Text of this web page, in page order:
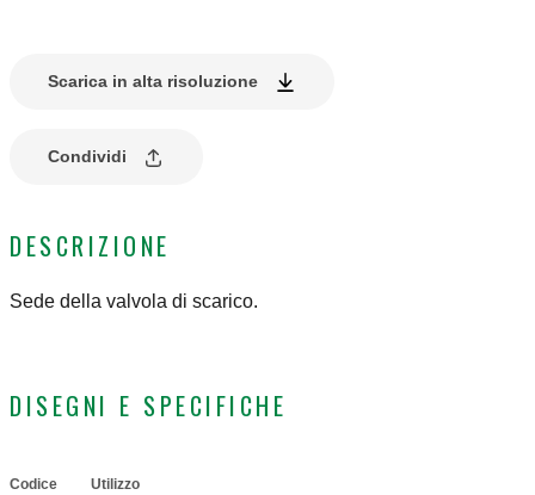
Scarica in alta risoluzione
Condividi
DESCRIZIONE
Sede della valvola di scarico.
DISEGNI E SPECIFICHE
Codice Utilizzo